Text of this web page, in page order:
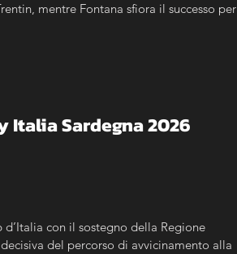
mentre Fontana sfiora il successo per
Sardegna 2026
con il sostegno della Regione
del percorso di avvicinamento alla